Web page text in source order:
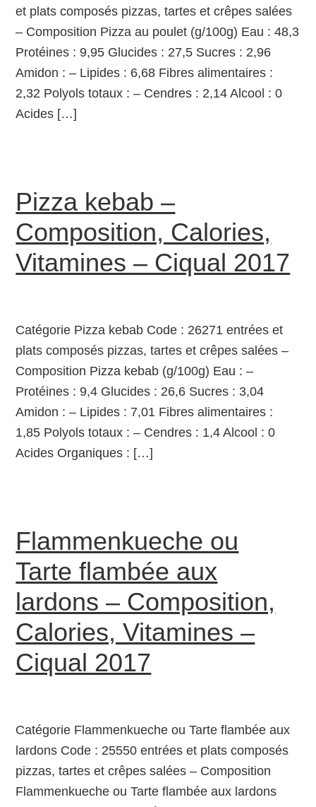
et plats composés pizzas, tartes et crêpes salées
– Composition Pizza au poulet (g/100g) Eau : 48,3
Protéines : 9,95 Glucides : 27,5 Sucres : 2,96
Amidon : – Lipides : 6,68 Fibres alimentaires :
2,32 Polyols totaux : – Cendres : 2,14 Alcool : 0
Acides […]
Pizza kebab –
Composition, Calories,
Vitamines – Ciqual 2017
Catégorie Pizza kebab Code : 26271 entrées et
plats composés pizzas, tartes et crêpes salées –
Composition Pizza kebab (g/100g) Eau : –
Protéines : 9,4 Glucides : 26,6 Sucres : 3,04
Amidon : – Lipides : 7,01 Fibres alimentaires :
1,85 Polyols totaux : – Cendres : 1,4 Alcool : 0
Acides Organiques : […]
Flammenkueche ou
Tarte flambée aux
lardons – Composition,
Calories, Vitamines –
Ciqual 2017
Catégorie Flammenkueche ou Tarte flambée aux
lardons Code : 25550 entrées et plats composés
pizzas, tartes et crêpes salées – Composition
Flammenkueche ou Tarte flambée aux lardons